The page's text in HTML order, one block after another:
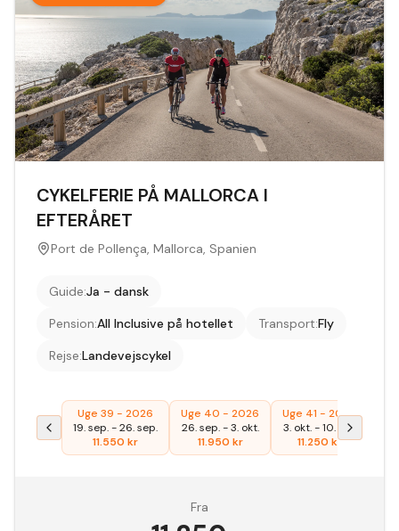
CYKELFERIE PÅ MALLORCA I
EFTERÅRET
Port de Pollença, Mallorca, Spanien
Guide:Ja - dansk
Pension:All Inclusive på hotellet Transport:Fly
Rejse:Landevejscykel
Uge 39 - 2026
19. sep.-26. sep.
11.550 kr
Uge 40 - 2026
26. sep.-3. okt.
11.950 kr
Uge 41 - 2026
3. okt.-10. okt.
11.250 kr
Fra